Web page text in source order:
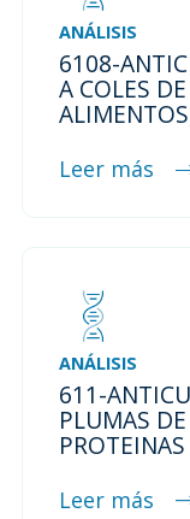
ANÁLISIS
6108-
A COLES
Leer más
ANÁLISIS
611-
PLUMAS
Leer más